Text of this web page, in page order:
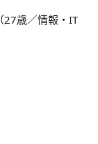
27歳／情報・IT